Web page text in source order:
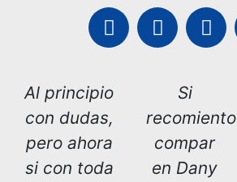
Al principio
con dudas,
pero ahora
si con toda
Si
recomiento
compar
en Dany